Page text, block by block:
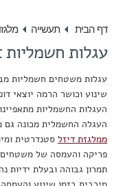
דף הבית תעשייה
עגלות חשמליות Reddot
שינוע וכושר הרמה יוצאי
העגלות החשמליות
העגלה החשמלית מכונה גם
ממלגזת דיזל סטנדרטית
תמרון גבוהה ובעלת ידיות